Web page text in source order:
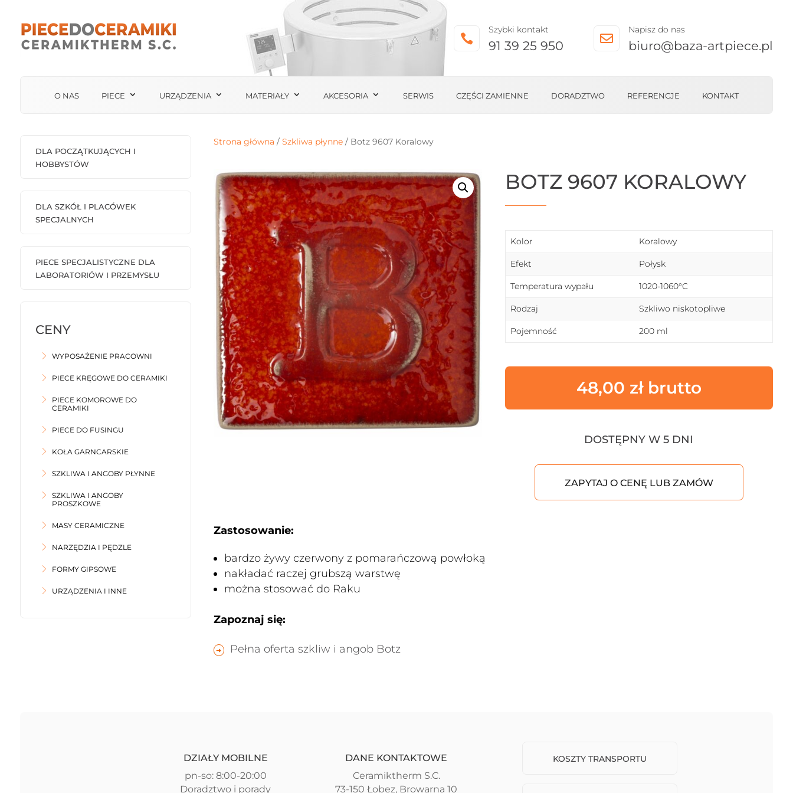

Szybki kontakt
91 39 25 950 
Napisz do nas
biuro@baza-artpiece.pl
O NAS PIECE URZĄDZENIA MATERIAŁY AKCESORIA SERWIS CZĘŚCI ZAMIENNE DORADZTWO REFERENCJE KONTAKT
DLA POCZĄTKUJĄCYCH I
HOBBYSTÓW
DLA SZKÓŁ I PLACÓWEK
SPECJALNYCH
PIECE SPECJALISTYCZNE DLA
LABORATORIÓW I PRZEMYSŁU
WYPOSAŻENIE PRACOWNI
PIECE KRĘGOWE DO CERAMIKI
PIECE KOMOROWE DO
CERAMIKI
PIECE DO FUSINGU
KOŁA GARNCARSKIE
SZKLIWA I ANGOBY PŁYNNE
SZKLIWA I ANGOBY
PROSZKOWE
MASY CERAMICZNE
NARZĘDZIA I PĘDZLE
FORMY GIPSOWE
URZĄDZENIA I INNE
Strona główna /Szkliwa płynne / Botz 9607 Koralowy
BOTZ 9607 KORALOWY
Kolor Koralowy
Efekt Połysk
Temperatura wypału 1020-1060°C
Rodzaj Szkliwo niskotopliwe
Pojemność 200 ml
48,00 zł
DOSTĘPNY W 5 DNI
ZAPYTAJ O CENĘ LUB ZAMÓW
Zastosowanie:
bardzo żywy czerwony z pomarańczową powłoką
nakładać raczej grubszą warstwę
można stosować do Raku
Zapoznaj się:
Pełna oferta szkliw i angob Botz
DZIAŁY MOBILNE
pn-so: 8:00-20:00
Doradztwo i porady
DANE KONTAKTOWE
Ceramiktherm S.C.
73-150 Łobez, Browarna 10
KOSZTY TRANSPORTU